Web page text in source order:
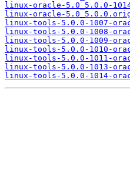
linux-oracle-5.0_5.0.0-
linux-oracle-
linux-tools-5.0.0-1007-
linux-tools-5.0.0-1008-
linux-tools-5.0.0-1009-
linux-tools-5.0.0-1010-
linux-tools-5.0.0-1011-
linux-tools-5.0.0-1013-
linux-tools-5.0.0-1014-